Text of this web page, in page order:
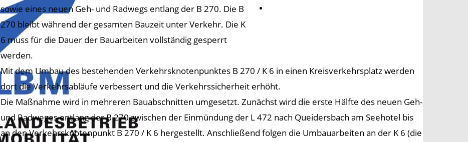
sowie eines neuen Geh- und Radwegs entlang der B 270. Die B
270 bleibt während der gesamten Bauzeit unter Verkehr. Die K
6 muss für die Dauer der Bauarbeiten vollständig gesperrt
werden.
Mit dem Umbau des bestehenden Verkehrsknotenpunktes B 270 / K 6 in einen Kreisverkehrsplatz werden
dort die Verkehrsabläufe verbessert und die Verkehrssicherheit erhöht.
Die Maßnahme wird in mehreren Bauabschnitten umgesetzt. Zunächst wird die erste Hälfte des neuen Geh-
und Radweges entlang der B 270 zwischen der Einmündung der L 472 nach Queidersbach am Seehotel bis
an den Verkehrsknotenpunkt B 270 / K 6 hergestellt. Anschließend folgen die Umbauarbeiten an der K 6 (die